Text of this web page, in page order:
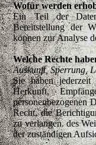
Wofür werden
Ein Teil der
Bereitstellung der
können zur Analyse
Welche Rechte
Auskunft, Sperrung,
Sie haben
Herkunft,
personenbezogenen
Recht, die
zu verlangen. des
der zuständigen